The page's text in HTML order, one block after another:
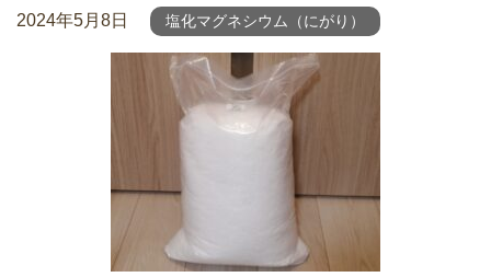
2024年5月8日 塩化マグネシウム（にがり）